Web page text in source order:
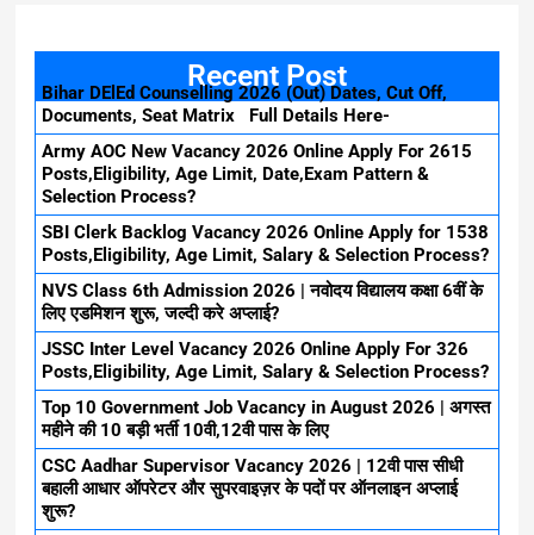
Recent Post
Bihar DElEd Counselling 2026 (Out) Dates, Cut Off,
Documents, Seat Matrix Full Details Here-
Army AOC New Vacancy 2026 Online Apply For 2615
Posts,Eligibility, Age Limit, Date,Exam Pattern &
Selection Process?
SBI Clerk Backlog Vacancy 2026 Online Apply for 1538
Posts,Eligibility, Age Limit, Salary & Selection Process?
NVS Class 6th Admission 2026 | नवोदय विद्यालय कक्षा 6वीं के
लिए एडमिशन शुरू, जल्दी करे अप्लाई?
JSSC Inter Level Vacancy 2026 Online Apply For 326
Posts,Eligibility, Age Limit, Salary & Selection Process?
Top 10 Government Job Vacancy in August 2026 | अगस्त
महीने की 10 बड़ी भर्ती 10वी,12वी पास के लिए
CSC Aadhar Supervisor Vacancy 2026 | 12वी पास सीधी
बहाली आधार ऑपरेटर और सुपरवाइज़र के पदों पर ऑनलाइन अप्लाई
शुरू?